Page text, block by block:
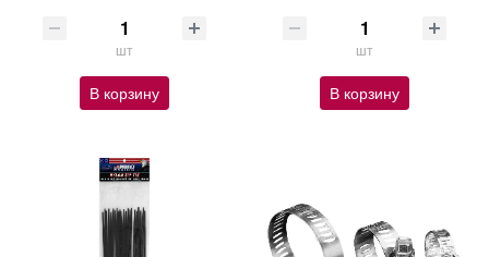
шт
В корзину
шт
В корзину